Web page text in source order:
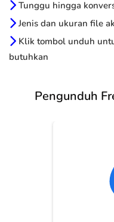
Tunggu hingga
Jenis dan ukuran file
Klik tombol unduh
butuhkan
Pengunduh